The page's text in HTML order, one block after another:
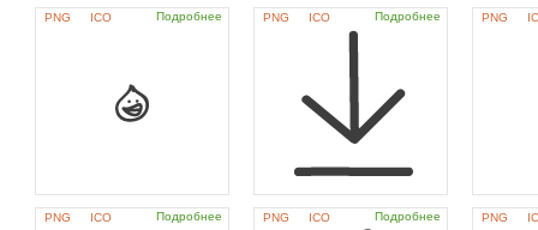
PNG ICO Подробнее PNG ICO Подробнее PNG
PNG ICO Подробнее PNG ICO Подробнее PNG